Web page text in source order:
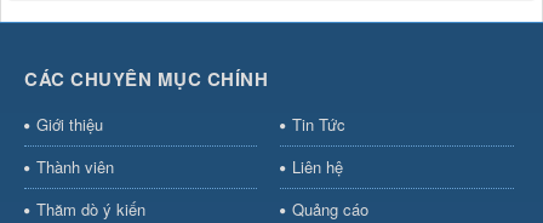
CÁC CHUYÊN MỤC CHÍNH
Giới thiệu
Tin Tức
Thành viên
Liên hệ
Thăm dò ý kiến
Quảng cáo